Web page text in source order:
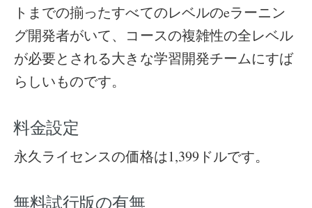
トまでの揃ったすべてのレベルのeラーニン
グ開発者がいて、コースの複雑性の全レベル
が必要とされる大きな学習開発チームにすば
らしいものです。
料金設定
永久ライセンスの価格は1,399ドルです。
無料試行版の有無